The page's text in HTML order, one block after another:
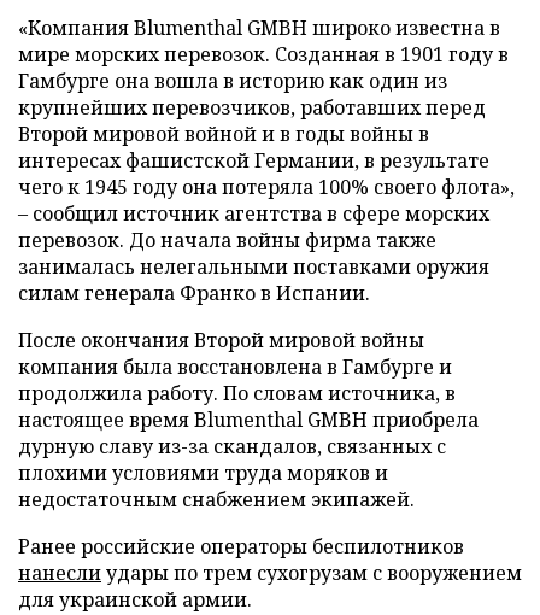
«Компания Blumenthal GMBH широко известна в
мире морских перевозок. Созданная в 1901 году в
Гамбурге она вошла в историю как один из
крупнейших перевозчиков, работавших перед
Второй мировой войной и в годы войны в
интересах фашистской Германии, в результате
чего к 1945 году она потеряла 100% своего флота»,
– сообщил источник агентства в сфере морских
перевозок. До начала войны фирма также
занималась нелегальными поставками оружия
силам генерала Франко в Испании.
После окончания Второй мировой войны
компания была восстановлена в Гамбурге и
продолжила работу. По словам источника, в
настоящее время Blumenthal GMBH приобрела
дурную славу из-за скандалов, связанных с
плохими условиями труда моряков и
недостаточным снабжением экипажей.
Ранее российские операторы беспилотников
нанеслиудары по трем сухогрузам с вооружением
для украинской армии.